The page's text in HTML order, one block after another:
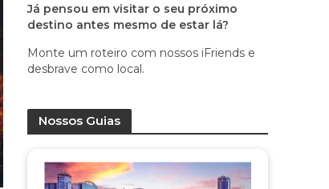
Já pensou em visitar o seu próximo
destino antes mesmo de estar lá?
Monte um roteiro com nossos iFriends e
desbrave como local.
Nossos Guias